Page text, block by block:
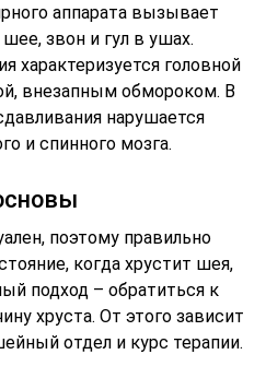
аппарата вызывает
звон и гул в ушах.
характеризуется головной
внезапным обмороком. В
нарушается
и спинного мозга.
поэтому правильно
когда хрустит шея,
подход – обратиться к
хруста. От этого зависит
отдел и курс терапии.